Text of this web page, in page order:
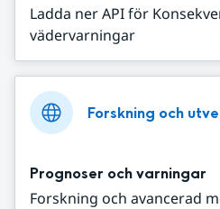
Ladda ner API för
vädervarningar
Forskning och
Prognoser och varningar
Forskning och avancerad